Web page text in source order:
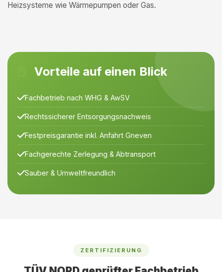
Heizsysteme wie Wärmepumpen oder Gas.
Vorteile auf einen Blick
Fachbetrieb nach WHG & AwSV
Rechtssicherer Entsorgungsnachweis
Festpreisgarantie inkl. Anfahrt Gneven
Fachgerechte Zerlegung & Abtransport
Sauber & Umweltfreundlich
ZERTIFIZIERUNG